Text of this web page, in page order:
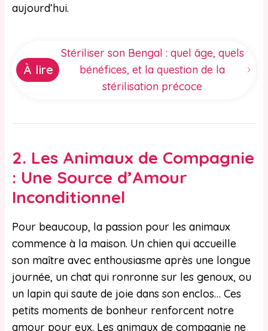
aujourd’hui.
À lire
Stériliser son Bengal : quel âge, quels
bénéfices, et la question de la
stérilisation précoce
2. Les Animaux de Compagnie
: Une Source d’Amour
Inconditionnel
Pour beaucoup, la passion pour les animaux
commence à la maison. Un chien qui accueille
son maître avec enthousiasme après une longue
journée, un chat qui ronronne sur les genoux, ou
un lapin qui saute de joie dans son enclos… Ces
petits moments de bonheur renforcent notre
amour pour eux. Les animaux de compagnie ne